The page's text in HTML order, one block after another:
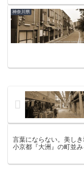
神奈川県
言葉にならない。美し
小京都『大洲』の町並み